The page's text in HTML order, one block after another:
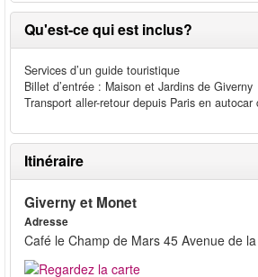
Qu'est-ce qui est inclus?
Services d’un guide touristique
Billet d’entrée : Maison et Jardins de Giverny
Transport aller-retour depuis Paris en autocar
Itinéraire
Giverny et Monet
Adresse
Café le Champ de Mars 45 Avenue de